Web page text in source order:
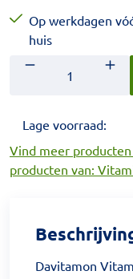
Op werkdagen
huis
Aantal
Voer het gewenste
Lage voorraad:
Vind meer
producten van:
Davitamon